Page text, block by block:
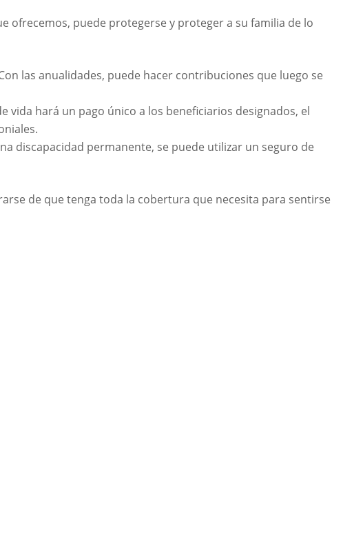
ofrecemos, puede protegerse y proteger a su familia de lo
las anualidades, puede hacer contribuciones que luego se
vida hará un pago único a los beneficiarios designados, el
discapacidad permanente, se puede utilizar un seguro de
de que tenga toda la cobertura que necesita para sentirse